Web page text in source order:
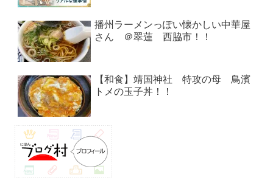
播州ラーメンっぽい懐かしい中華屋
さん ＠翠蓮 西脇市！！
【和食】靖国神社 特攻の母 鳥濱
トメの玉子丼！！